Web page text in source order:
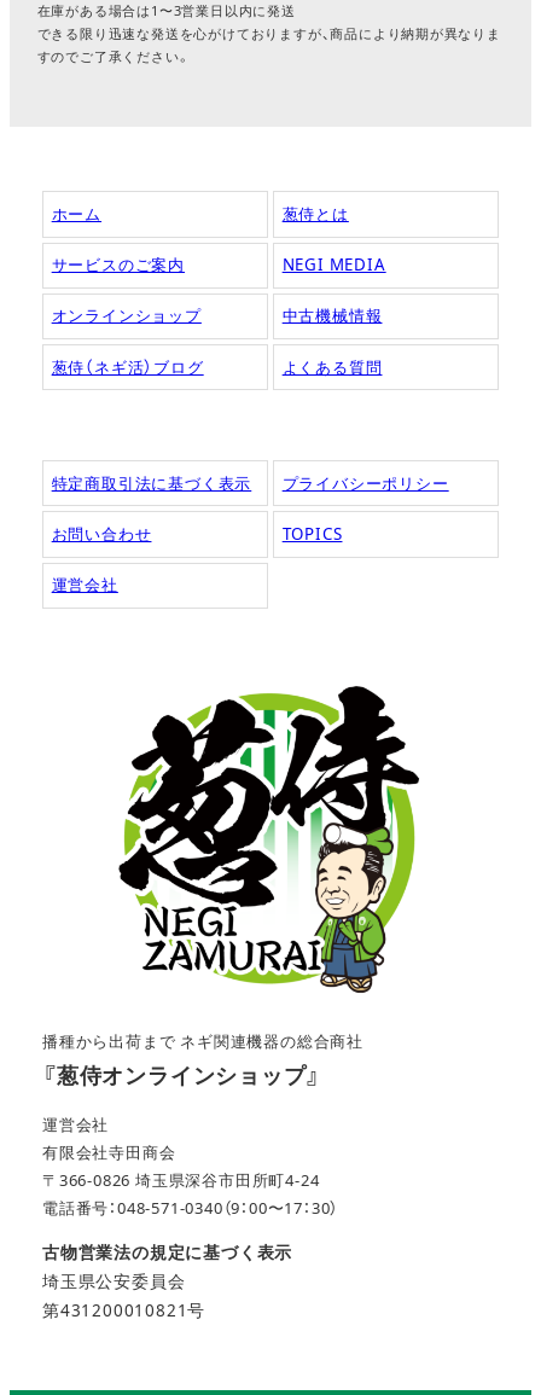
在庫がある場合は1〜3営業日以内に発送
できる限り迅速な発送を心がけておりますが、商品により納期が異なりま
すのでご了承ください。
播種から出荷まで ネギ関連機器の総合商社
『葱侍オンラインショップ』
運営会社
有限会社寺田商会
〒366-0826 埼玉県深谷市田所町4-24
電話番号：048-571-0340（9：00〜17：30）
古物営業法の規定に基づく表示
埼玉県公安委員会
第431200010821号
ホーム 葱侍とは
サービスのご案内 NEGI MEDIA
オンラインショップ 中古機械情報
葱侍（ネギ活）ブログ よくある質問
特定商取引法に基づく表示 プライバシーポリシー
お問い合わせ TOPICS
運営会社